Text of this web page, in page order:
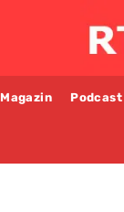
Magazin Podcast